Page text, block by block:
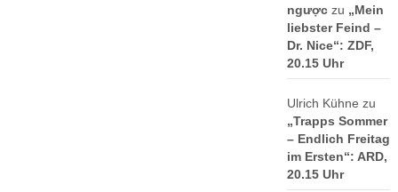
ngượczu „Mein
liebster Feind –
Dr. Nice“: ZDF,
20.15 Uhr
Ulrich Kühne zu
„Trapps Sommer
– Endlich Freitag
im Ersten“: ARD,
20.15 Uhr